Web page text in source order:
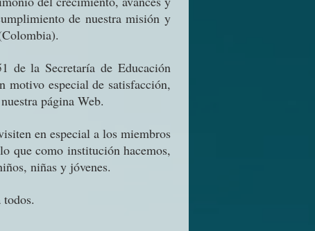
de nuestra misión y
de la Secretaría de Educación
motivo especial de satisfacción,
página Web.
en especial a los miembros
que como institución hacemos,
niñas y jóvenes.